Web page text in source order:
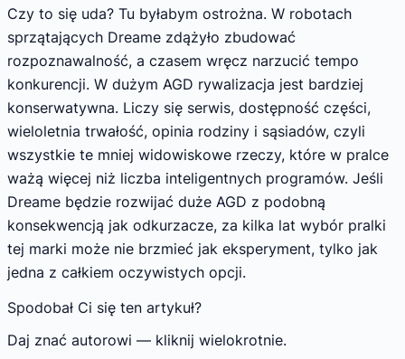
Czy to się uda? Tu byłabym ostrożna. W robotach
sprzątających Dreame zdążyło zbudować
rozpoznawalność, a czasem wręcz narzucić tempo
konkurencji. W dużym AGD rywalizacja jest bardziej
konserwatywna. Liczy się serwis, dostępność części,
wieloletnia trwałość, opinia rodziny i sąsiadów, czyli
wszystkie te mniej widowiskowe rzeczy, które w pralce
ważą więcej niż liczba inteligentnych programów. Jeśli
Dreame będzie rozwijać duże AGD z podobną
konsekwencją jak odkurzacze, za kilka lat wybór pralki
tej marki może nie brzmieć jak eksperyment, tylko jak
jedna z całkiem oczywistych opcji.
Spodobał Ci się ten artykuł?
Daj znać autorowi — kliknij wielokrotnie.